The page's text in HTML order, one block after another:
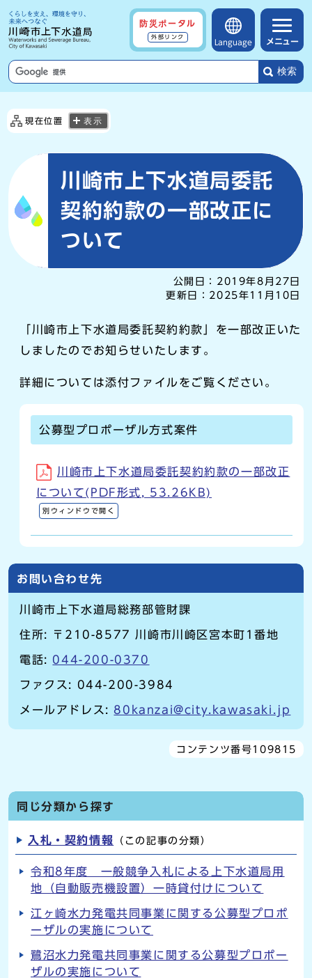
防災ポータル
外部リンク
Language メニュー
検索
現在位置 表示
川崎市上下水道局委託
契約約款の一部改正に
ついて
公開日： 2019年8月27日
更新日： 2025年11月10日
「川崎市上下水道局委託契約約款」を一部改正いた
しましたのでお知らせいたします。
詳細については添付ファイルをご覧ください。
公募型プロポーザル方式案件
川崎市上下水道局委託契約約款の一部改正
について(PDF形式, 53.26KB)
別ウィンドウで開く
お問い合わせ先
川崎市上下水道局総務部管財課
住所: 〒210-8577 川崎市川崎区宮本町1番地
電話: 044-200-0370
ファクス: 044-200-3984
メールアドレス: 80kanzai@city.kawasaki.jp
コンテンツ番号109815
同じ分類から探す
入札・契約情報 （この記事の分類）
令和8年度 一般競争入札による上下水道局用
地（自動販売機設置）一時貸付けについて
江ヶ崎水力発電共同事業に関する公募型プロポ
ーザルの実施について
鷺沼水力発電共同事業に関する公募型プロポー
ザルの実施について